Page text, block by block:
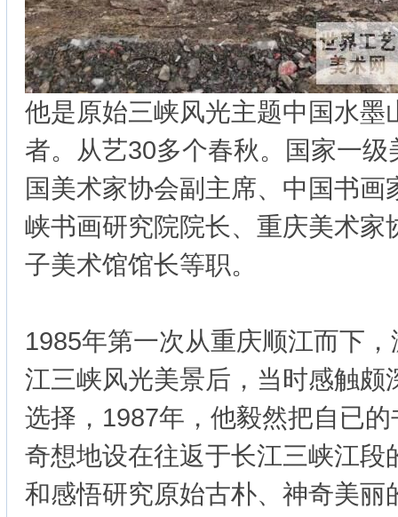
他是原始三峡风光主题中国水墨
者。从艺30多个春秋。国家一
国美术家协会副主席、中国书画
峡书画研究院院长、重庆美术家
子美术馆馆长等职。
1985年第一次从重庆顺江而下
江三峡风光美景后，当时感触颇
选择，1987年，他毅然把自已
奇想地设在往返于长江三峡江段
和感悟研究原始古朴、神奇美丽